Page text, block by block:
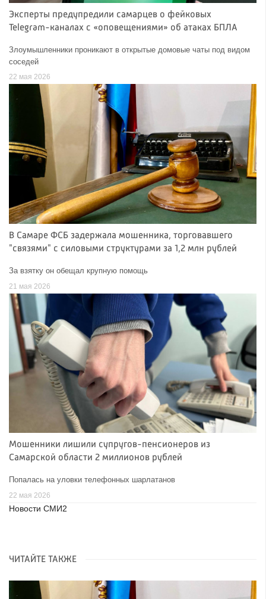
Эксперты предупредили самарцев о фейковых
Telegram-каналах с «оповещениями» об атаках БПЛА
Злоумышленники проникают в открытые домовые чаты под видом
соседей
22 мая 2026
В Самаре ФСБ задержала мошенника, торговавшего
"связями" с силовыми структурами за 1,2 млн рублей
За взятку он обещал крупную помощь
21 мая 2026
Мошенники лишили супругов-пенсионеров из
Самарской области 2 миллионов рублей
Попалась на уловки телефонных шарлатанов
22 мая 2026
Новости СМИ2
ЧИТАЙТЕ ТАКЖЕ